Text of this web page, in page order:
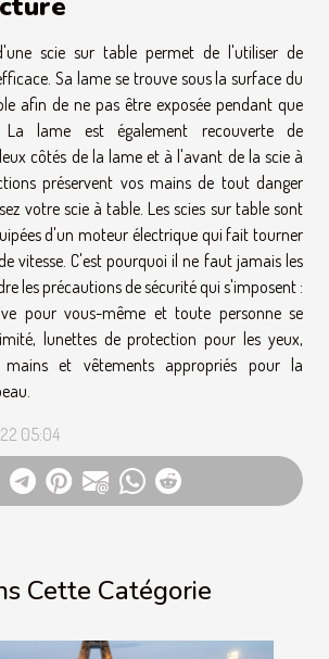
Cette Catégorie
scie sur table permet de l'utiliser de
Sa lame se trouve sous la surface du
afin de ne pas être exposée pendant que
La lame est également recouverte de
côtés de la lame et à l'avant de la scie à
préservent vos mains de tout danger
votre scie à table. Les scies sur table sont
d'un moteur électrique qui fait tourner
vitesse. C'est pourquoi il ne faut jamais les
les précautions de sécurité qui s'imposent :
pour vous-même et toute personne se
lunettes de protection pour les yeux,
et vêtements appropriés pour la
05:04